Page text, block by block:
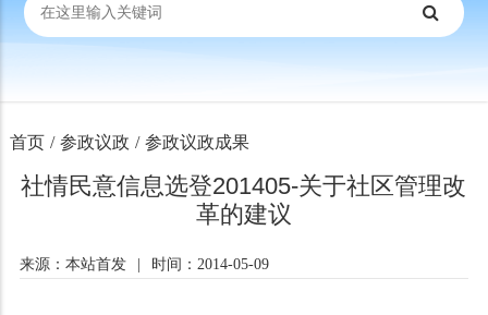
首页 / 参政议政 / 参政议政成果
社情民意信息选登201405-关于社区管理改
革的建议
来源：本站首发 时间：2014-05-09